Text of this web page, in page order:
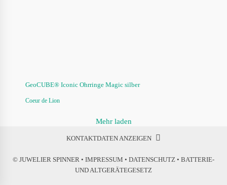
GeoCUBE® Iconic Ohrringe Magic silber
Coeur de Lion
Mehr laden
KONTAKTDATEN ANZEIGEN
© JUWELIER SPINNER • IMPRESSUM • DATENSCHUTZ • BATTERIE-
UND ALTGERÄTEGESETZ